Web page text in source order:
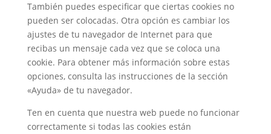
También puedes especificar que ciertas cookies no
pueden ser colocadas. Otra opción es cambiar los
ajustes de tu navegador de Internet para que
recibas un mensaje cada vez que se coloca una
cookie. Para obtener más información sobre estas
opciones, consulta las instrucciones de la sección
«Ayuda» de tu navegador.
Ten en cuenta que nuestra web puede no funcionar
correctamente si todas las cookies están